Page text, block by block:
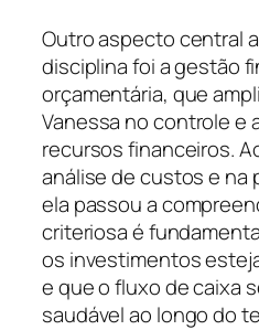
Outro aspecto central
disciplina foi a gestão
orçamentária, que
Vanessa no controle e
recursos financeiros.
análise de custos e na
ela passou a
criteriosa é
os investimentos
e que o fluxo de caixa
saudável ao longo do